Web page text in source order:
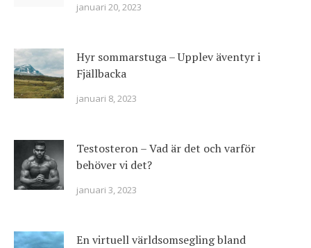
januari 20, 2023
Hyr sommarstuga – Upplev äventyr i
Fjällbacka
januari 8, 2023
Testosteron – Vad är det och varför
behöver vi det?
januari 3, 2023
En virtuell världsomsegling bland